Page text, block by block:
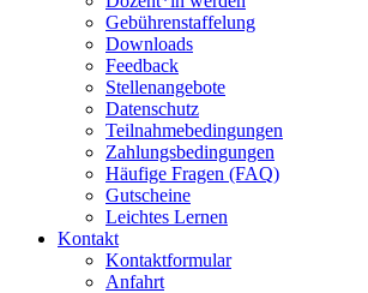
Gebührenstaffelung
Downloads
Feedback
Stellenangebote
Datenschutz
Teilnahmebedingungen
Zahlungsbedingungen
Häufige Fragen (FAQ)
Gutscheine
Leichtes Lernen
Kontakt
Kontaktformular
Anfahrt